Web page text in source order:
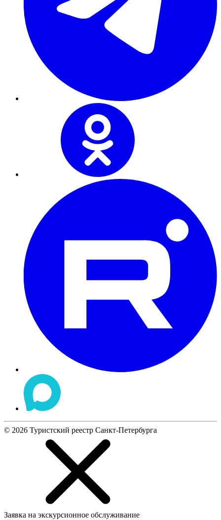
© 2026 Туристский реестр Санкт-Петербурга
Заявка на экскурсионное обслуживание